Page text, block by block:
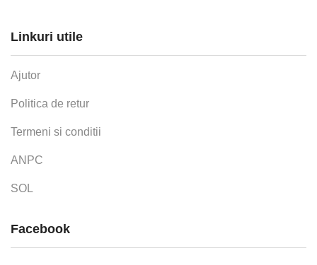
Linkuri utile
Ajutor
Politica de retur
Termeni si conditii
ANPC
SOL
Facebook